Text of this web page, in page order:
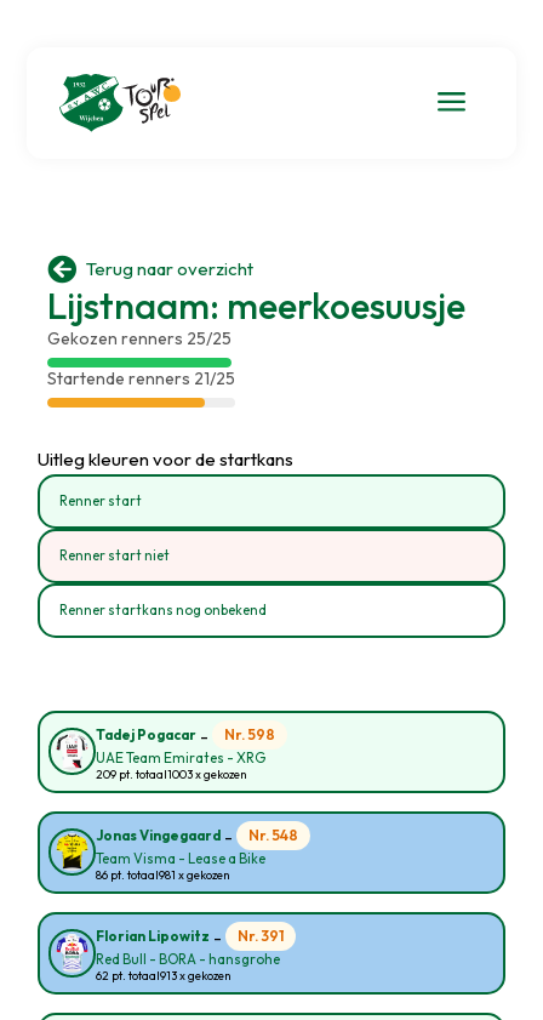
a
 Terug naar overzicht
Lijstnaam: meerkoesuusje
Gekozen renners 25/25
Startende renners 21/25
Uitleg kleuren voor de startkans
Renner start
Renner start niet
Renner startkans nog onbekend
Tadej Pogacar - Nr. 598
UAE Team Emirates - XRG
209 pt. totaal1003 x gekozen
Jonas Vingegaard - Nr. 548
Team Visma - Lease a Bike
86 pt. totaal981 x gekozen
Florian Lipowitz - Nr. 391
Red Bull - BORA - hansgrohe
62 pt. totaal913 x gekozen